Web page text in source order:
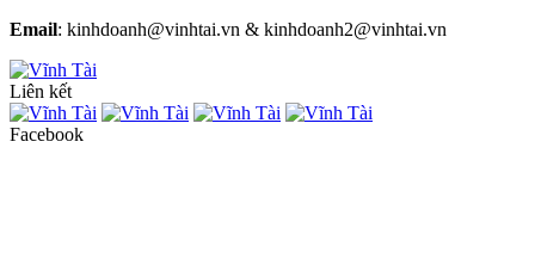
Email: kinhdoanh@vinhtai.vn & kinhdoanh2@vinhtai.vn
Liên kết
Facebook